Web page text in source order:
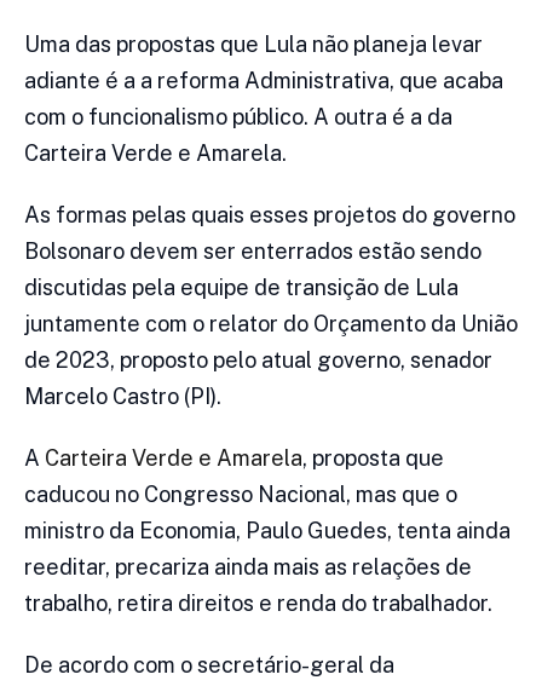
Uma das propostas que Lula não planeja levar
adiante é a a reforma Administrativa, que acaba
com o funcionalismo público. A outra é a da
Carteira Verde e Amarela.
As formas pelas quais esses projetos do governo
Bolsonaro devem ser enterrados estão sendo
discutidas pela equipe de transição de Lula
juntamente com o relator do Orçamento da União
de 2023, proposto pelo atual governo, senador
Marcelo Castro (PI).
A Carteira Verde e Amarela, proposta que
caducou no Congresso Nacional, mas que o
ministro da Economia, Paulo Guedes, tenta ainda
reeditar, precariza ainda mais as relações de
trabalho, retira direitos e renda do trabalhador.
De acordo com o secretário-geral da